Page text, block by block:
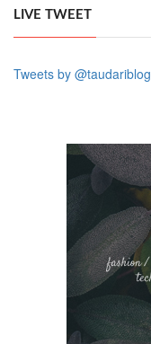
LIVE TWEET
Tweets by